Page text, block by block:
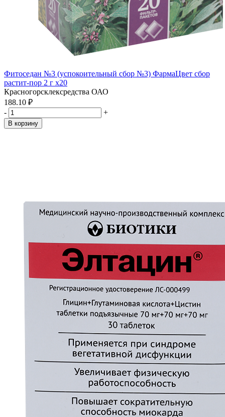
Фитоседан №3 (успокоительный сбор №3) ФармаЦвет сбор
растит-пор 2 г x20
Красногорсклексредства ОАО
188.10 ₽
-
+
В корзину